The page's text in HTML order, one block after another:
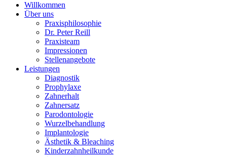
Willkommen
Über uns
Praxisphilosophie
Dr. Peter Reill
Praxisteam
Impressionen
Stellenangebote
Leistungen
Diagnostik
Prophylaxe
Zahnerhalt
Zahnersatz
Parodontologie
Wurzelbehandlung
Implantologie
Ästhetik & Bleaching
Kinderzahnheilkunde